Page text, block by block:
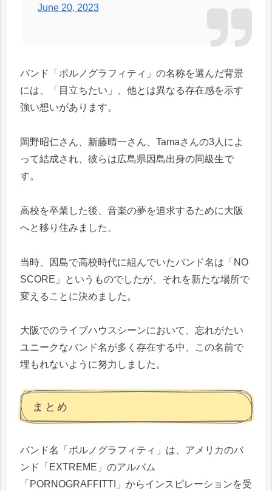
June 20, 2023
バンド「ポルノグラフィティ」の名称を選んだ背景
には、「目立ちたい」、他とは異なる存在感を示す
強い想いがあります。
岡野昭仁さん、新藤晴一さん、Tamaさんの3人によ
って結成され、彼らは広島県因島出身の同級生で
す。
高校を卒業した後、音楽の夢を追求するために大阪
へと移り住みました。
当時、因島で高校時代に組んでいたバンド名は「NO
SCORE」というものでしたが、それを新たな場所で
変えることに決めました。
大阪でのライブハウスシーンにおいて、忘れがたい
ユニークなバンド名が多く存在する中、この名前で
埋もれないように努力しました。
まとめ
バンド名「ポルノグラフィティ」は、アメリカのバ
ンド「EXTREME」のアルバム
「PORNOGRAFFITTI」からインスピレーションを受